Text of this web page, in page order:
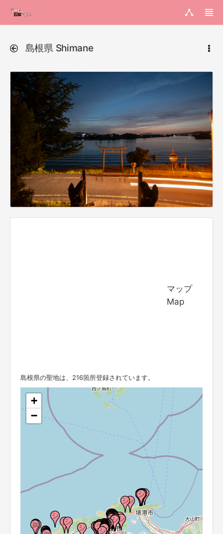
島根県 Shimane
マップ
Map
島根県の聖地は、216箇所登録されています。
+
−